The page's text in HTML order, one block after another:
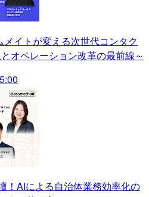
メイトが変える次世代コンタク
オペレーション改革の最前線～
！AIによる自治体業務効率化の